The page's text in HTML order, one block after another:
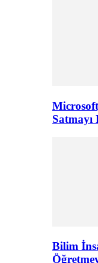
Satmayı
Bilim